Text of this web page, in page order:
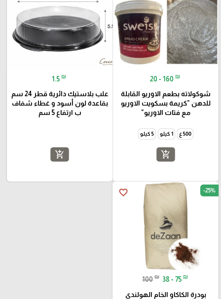
20 - 160 ₪
شوكولاته بطعم الاوريو القابلة
للدهن "كريمة بسكويت الاوريو
مع فتات الاوريو"
500 غ 1 كيلو 5 كيلو
add_shopping_cart
1.5 ₪
علب بلاستيك دائرية قطر 24 سم
بقاعدة لون أسود و غطاء شفاف
ب ارتفاع 5 سم
add_shopping_cart
favorite_border -25%
100 ₪ 38 - 75 ₪
بودرة الكاكاو الخام الهولندي